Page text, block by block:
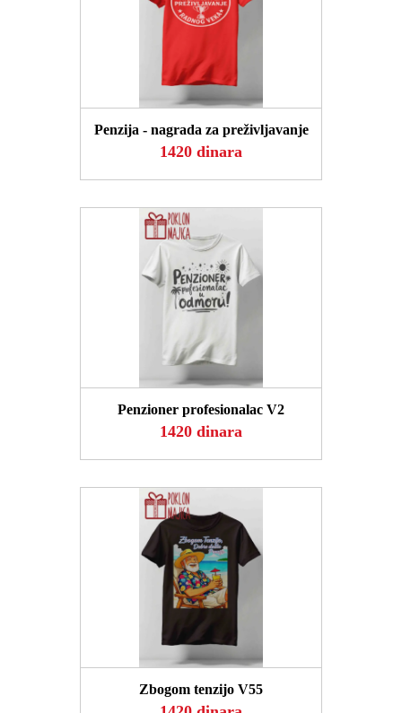
POGLEDAJ
Penzija - nagrada za preživljavanje
1420 dinara
POGLEDAJ
Penzioner profesionalac V2
1420 dinara
POGLEDAJ
Zbogom tenzijo V55